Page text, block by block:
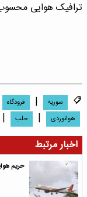
ترافیک هوایی
سوریه | فرودگاه
هوانوردی | حلب |
اخبار مرتبط
حریم